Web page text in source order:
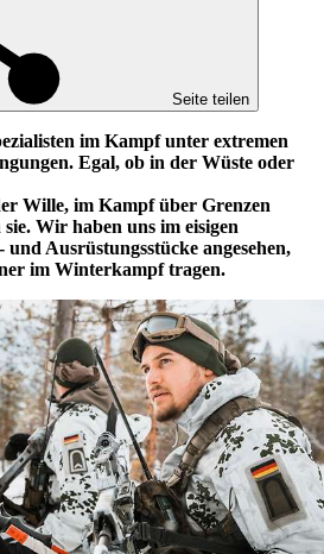
Seite teilen
im Kampf unter extremen
Egal, ob in der Wüste oder
Wille, im Kampf über Grenzen
Wir haben uns im eisigen
Ausrüstungsstücke angesehen,
im Winterkampf tragen.